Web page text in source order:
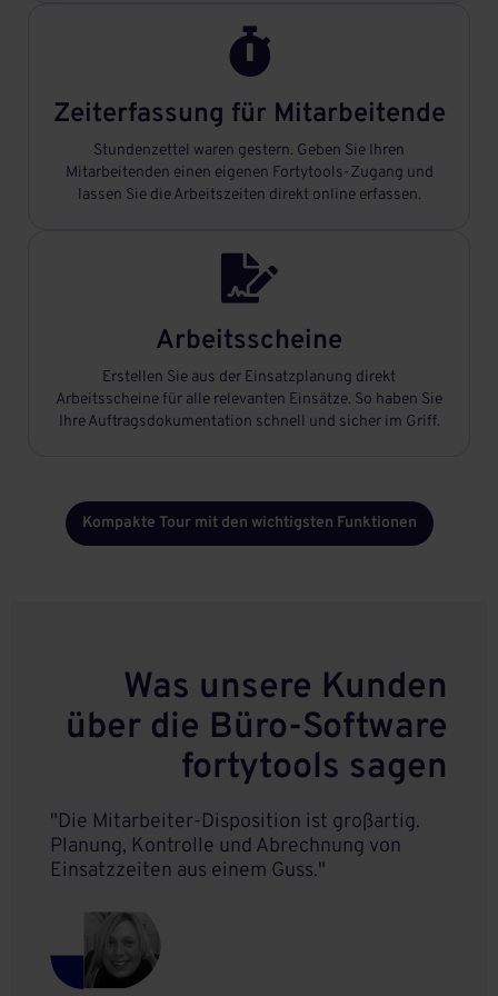

Zeiterfassung für Mitarbeitende
Stundenzettel waren gestern. Geben Sie Ihren
Mitarbeitenden einen eigenen Fortytools-Zugang und
lassen Sie die Arbeitszeiten direkt online erfassen.

Arbeitsscheine
Erstellen Sie aus der Einsatzplanung direkt
Arbeitsscheine für alle relevanten Einsätze. So haben Sie
Ihre Auftragsdokumentation schnell und sicher im Griff.
Kompakte Tour mit den wichtigsten Funktionen
Was unsere Kunden
über die Büro-Software
fortytools sagen
"Die Mitarbeiter-Disposition ist großartig.
Planung, Kontrolle und Abrechnung von
Einsatzzeiten aus einem Guss."